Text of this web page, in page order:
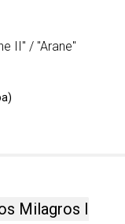
II" / "Arane"
Uranga